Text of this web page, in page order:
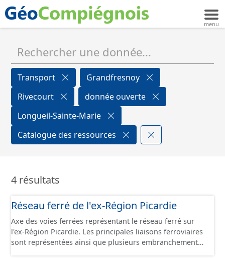
Transport
Grandfresnoy
Rivecourt
donnée ouverte
Longueil-Sainte-Marie
Catalogue des ressources
4 résultats
Réseau ferré de l'ex-Région Picardie
Axe des voies ferrées représentant le réseau ferré sur
l'ex-Région Picardie. Les principales liaisons ferroviaires
sont représentées ainsi que plusieurs embranchements